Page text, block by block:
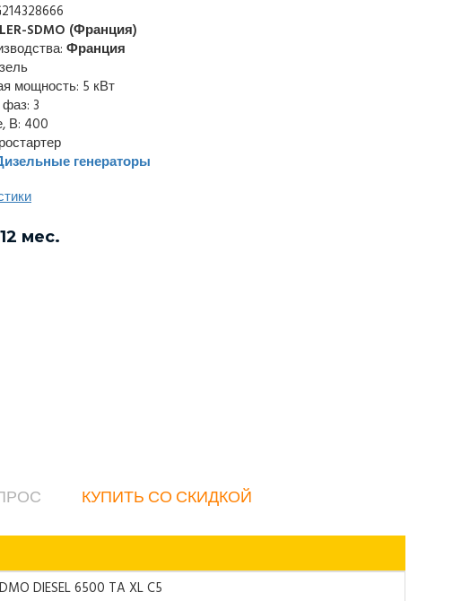
SDMO (Франция)
Франция
мощность: 5 кВт
3
В: 400
генераторы
мес.
КУПИТЬ СО СКИДКОЙ
DIESEL 6500 TA XL C5